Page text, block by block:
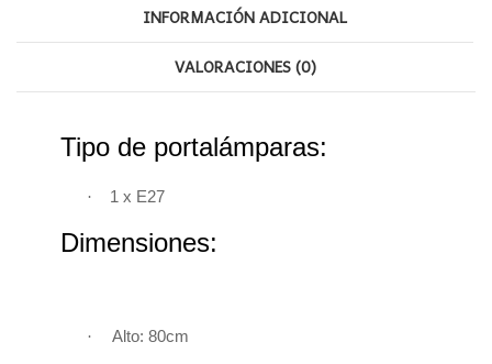
INFORMACIÓN ADICIONAL
VALORACIONES (0)
Tipo de portalámparas:
· 1 x E27
Dimensiones:
· Alto: 80cm